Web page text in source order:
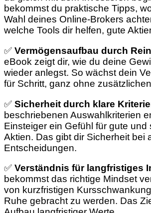
bekommst du praktische Tipps,
Wahl deines Online-Brokers
welche Tools dir helfen, gute
✅ Vermögensaufbau durch
eBook zeigt dir, wie du deine
wieder anlegst. So wächst dein
für Schritt, ganz ohne
✅ Sicherheit durch klare
beschriebenen Auswahlkriterien
Einsteiger ein Gefühl für gute und
Aktien. Das gibt dir Sicherheit bei
Entscheidungen.
✅ Verständnis für langfristiges
bekommst das richtige Mindset
von kurzfristigen
Ruhe gebracht zu werden. Das